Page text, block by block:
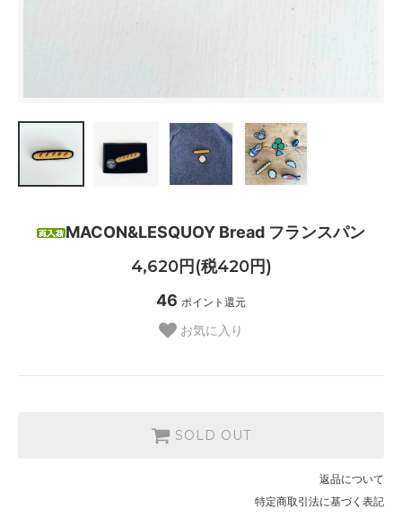
MACON&LESQUOY Bread フランスパン
4,620円(税420円)
46 ポイント還元
お気に入り
SOLD OUT
返品について
特定商取引法に基づく表記